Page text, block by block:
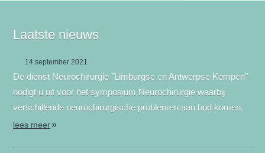
Laatste nieuws
14 september 2021
De dienst Neurochirurgie "Limburgse en Antwerpse Kempen"
nodigt u uit voor het symposium Neurochirurgie waarbij
verschillende neurochirurgische problemen aan bod komen.
lees meer»